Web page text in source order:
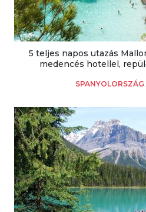
5 teljes napos utazás
medencés hotellel,
SPANYOLORSZÁG